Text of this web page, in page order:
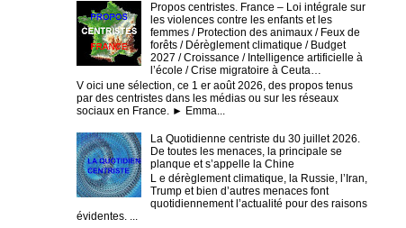
Propos centristes. France – Loi intégrale sur
les violences contre les enfants et les
femmes / Protection des animaux / Feux de
forêts / Dérèglement climatique / Budget
2027 / Croissance / Intelligence artificielle à
l’école / Crise migratoire à Ceuta…
V oici une sélection, ce 1 er août 2026, des propos tenus
par des centristes dans les médias ou sur les réseaux
sociaux en France. ► Emma...
La Quotidienne centriste du 30 juillet 2026.
De toutes les menaces, la principale se
planque et s’appelle la Chine
L e dérèglement climatique, la Russie, l’Iran,
Trump et bien d’autres menaces font
quotidiennement l’actualité pour des raisons
évidentes. ...